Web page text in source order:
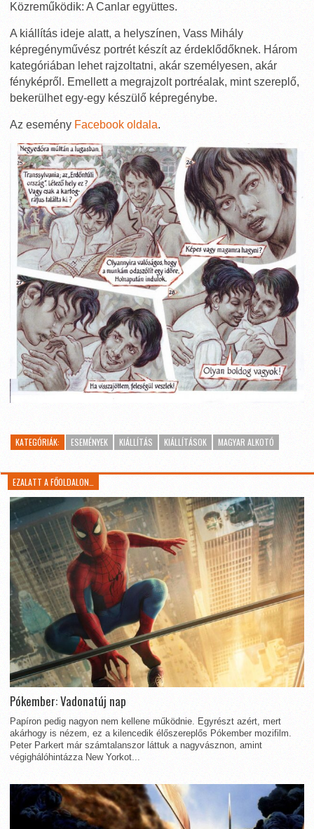
Közreműködik: A Canlar együttes.
A kiállítás ideje alatt, a helyszínen, Vass Mihály
képregényművész portrét készít az érdeklődőknek. Három
kategóriában lehet rajzoltatni, akár személyesen, akár
fényképről. Emellett a megrajzolt portréalak, mint szereplő,
bekerülhet egy-egy készülő képregénybe.
Az esemény Facebook oldala.
KATEGÓRIÁK: ESEMÉNYEK KIÁLLÍTÁS KIÁLLÍTÁSOK MAGYAR ALKOTÓ
EZALATT A FŐOLDALON…
Pókember: Vadonatúj nap
Papíron pedig nagyon nem kellene működnie. Egyrészt azért, mert
akárhogy is nézem, ez a kilencedik élőszereplős Pókember mozifilm.
Peter Parkert már számtalanszor láttuk a nagyvásznon, amint
végighálóhintázza New Yorkot...